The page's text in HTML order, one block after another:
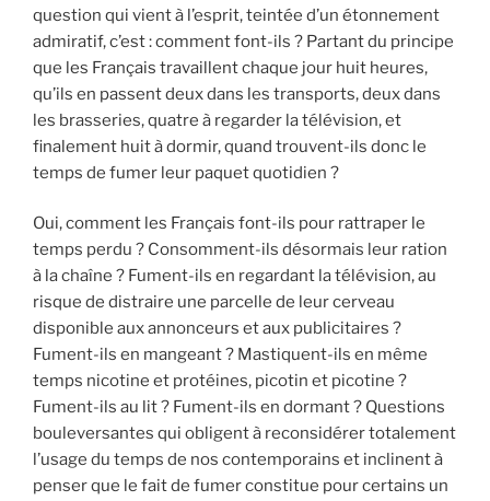
question qui vient à l’esprit, teintée d’un étonnement
admiratif, c’est : comment font-ils ? Partant du principe
que les Français travaillent chaque jour huit heures,
qu’ils en passent deux dans les transports, deux dans
les brasseries, quatre à regarder la télévision, et
finalement huit à dormir, quand trouvent-ils donc le
temps de fumer leur paquet quotidien ?
Oui, comment les Français font-ils pour rattraper le
temps perdu ? Consomment-ils désormais leur ration
à la chaîne ? Fument-ils en regardant la télévision, au
risque de distraire une parcelle de leur cerveau
disponible aux annonceurs et aux publicitaires ?
Fument-ils en mangeant ? Mastiquent-ils en même
temps nicotine et protéines, picotin et picotine ?
Fument-ils au lit ? Fument-ils en dormant ? Questions
bouleversantes qui obligent à reconsidérer totalement
l’usage du temps de nos contemporains et inclinent à
penser que le fait de fumer constitue pour certains un